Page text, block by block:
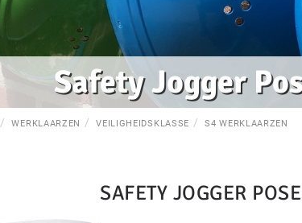
Safety Jogger
WERKLAARZEN VEILIGHEIDSKLASSE S4 WERKLAARZEN
SAFETY JOGGER